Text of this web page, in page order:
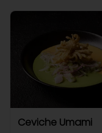
Ceviche Umami